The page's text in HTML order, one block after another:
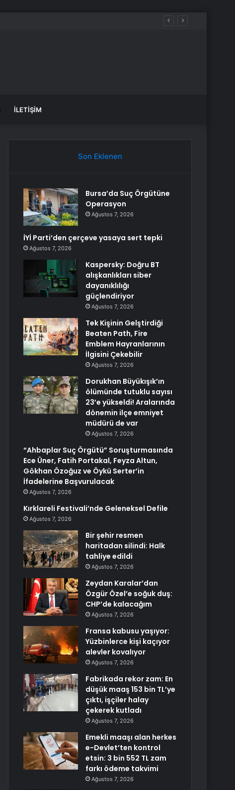
İLETIŞIM
Son Eklenen
Bursa’da Suç Örgütüne
Operasyon
Ağustos 7, 2026
İYİ Parti’den çerçeve yasaya sert tepki
Ağustos 7, 2026
Kaspersky: Doğru BT
alışkanlıkları siber
dayanıklılığı
güçlendiriyor
Ağustos 7, 2026
Tek Kişinin Gelştirdiği
Beaten Path, Fire
Emblem Hayranlarının
İlgisini Çekebilir
Ağustos 7, 2026
Dorukhan Büyükışık’ın
ölümünde tutuklu sayısı
23’e yükseldi! Aralarında
dönemin ilçe emniyet
müdürü de var
Ağustos 7, 2026
“Ahbaplar Suç Örgütü” Soruşturmasında
Ece Üner, Fatih Portakal, Feyza Altun,
Gökhan Özoğuz ve Öykü Serter’in
İfadelerine Başvurulacak
Ağustos 7, 2026
Kırklareli Festivali’nde Geleneksel Defile
Ağustos 7, 2026
Bir şehir resmen
haritadan silindi: Halk
tahliye edildi
Ağustos 7, 2026
Zeydan Karalar’dan
Özgür Özel’e soğuk duş:
CHP’de kalacağım
Ağustos 7, 2026
Fransa kabusu yaşıyor:
Yüzbinlerce kişi kaçıyor
alevler kovalıyor
Ağustos 7, 2026
Fabrikada rekor zam: En
düşük maaş 153 bin TL’ye
çıktı, işçiler halay
çekerek kutladı
Ağustos 7, 2026
Emekli maaşı alan herkes
e-Devlet’ten kontrol
etsin: 3 bin 552 TL zam
farkı ödeme takvimi
Ağustos 7, 2026